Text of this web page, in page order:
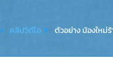
คลิปวิดีโอ ตัวอย่าง น้องใหม่